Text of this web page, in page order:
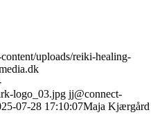
uploads/reiki-healing-
logo_03.jpg jj@connect-
07-28 17:10:07Maja Kjærgård